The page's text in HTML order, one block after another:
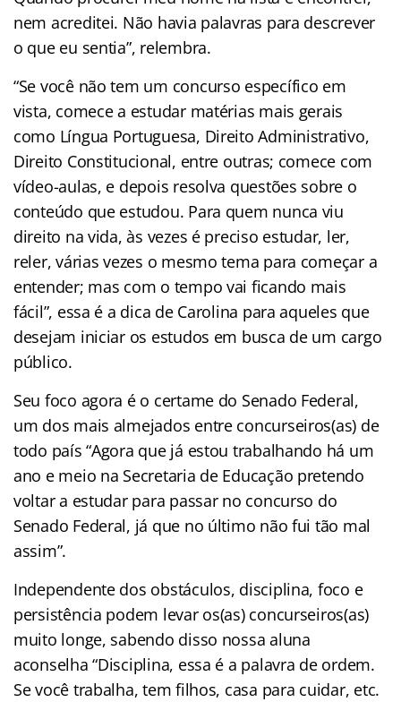
nem acreditei. Não havia palavras para descrever
o que eu sentia”, relembra.
“Se você não tem um concurso específico em
vista, comece a estudar matérias mais gerais
como Língua Portuguesa, Direito Administrativo,
Direito Constitucional, entre outras; comece com
vídeo-aulas, e depois resolva questões sobre o
conteúdo que estudou. Para quem nunca viu
direito na vida, às vezes é preciso estudar, ler,
reler, várias vezes o mesmo tema para começar a
entender; mas com o tempo vai ficando mais
fácil”, essa é a dica de Carolina para aqueles que
desejam iniciar os estudos em busca de um cargo
público.
Seu foco agora é o certame do Senado Federal,
um dos mais almejados entre concurseiros(as) de
todo país “Agora que já estou trabalhando há um
ano e meio na Secretaria de Educação pretendo
voltar a estudar para passar no concurso do
Senado Federal, já que no último não fui tão mal
assim”.
Independente dos obstáculos, disciplina, foco e
persistência podem levar os(as) concurseiros(as)
muito longe, sabendo disso nossa aluna
aconselha “Disciplina, essa é a palavra de ordem.
Se você trabalha, tem filhos, casa para cuidar, etc.